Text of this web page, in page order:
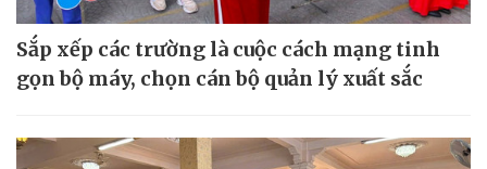
Sắp xếp các trường là cuộc cách mạng tinh
gọn bộ máy, chọn cán bộ quản lý xuất sắc